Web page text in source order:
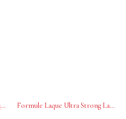
Gentle Styling Mousse Botanique La Biosthetique 200 ml Formule Laque Ultra Strong La Biosthetique 300 ml